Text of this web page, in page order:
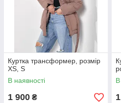
Куртка трансформер, розмір
XS, S
В наявності
1 900 ₴
В